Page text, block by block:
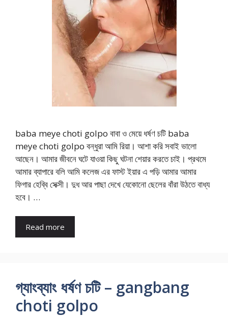
baba meye choti golpo বাবা ও মেয়ে ধর্ষণ চটি baba
meye choti golpo বন্ধুরা আমি রিয়া। আশা করি সবাই ভালো
আছেন। আমার জীবনে ঘটে যাওয়া কিছু ঘটনা শেয়ার করতে চাই। প্রথমে
আমার ব্যাপারে বলি আমি কলেজ এর ফাস্ট ইয়ার এ পড়ি আমার আমার
ফিগার হেব্বি সেক্সী। দুধ আর পাছা দেখে যেকোনো ছেলের বাঁরা উঠতে বাধ্য
হবে। …
Read more
গ্যাংব্যাং ধর্ষণ চটি – gangbang
choti golpo